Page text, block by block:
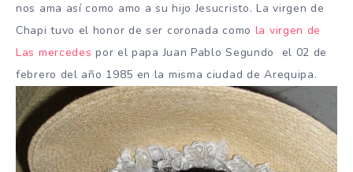
nos ama así como amo a su hijo Jesucristo. La virgen de
Chapi tuvo el honor de ser coronada como la virgen de
Las mercedespor el papa Juan Pablo Segundo el 02 de
febrero del año 1985 en la misma ciudad de Arequipa.